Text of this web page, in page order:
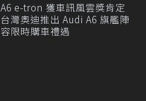
A6 e-tron 獲車訊風雲獎肯定
台灣奧迪推出 Audi A6 旗艦陣
容限時購車禮遇